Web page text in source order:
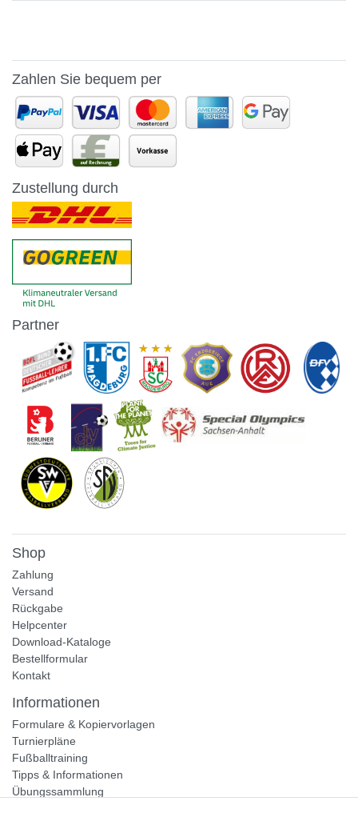
Zahlen Sie bequem per
Zustellung durch
Partner
Shop
Zahlung
Versand
Rückgabe
Helpcenter
Download-Kataloge
Bestellformular
Kontakt
Informationen
Formulare & Kopiervorlagen
Turnierpläne
Fußballtraining
Tipps & Informationen
Übungssammlung